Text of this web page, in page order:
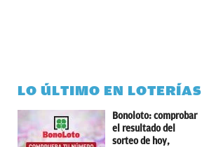
LO ÚLTIMO EN LOTERÍAS
Bonoloto: comprobar
el resultado del
sorteo de hoy,